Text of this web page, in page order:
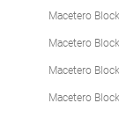
Macetero
Macetero
Macetero
Macetero